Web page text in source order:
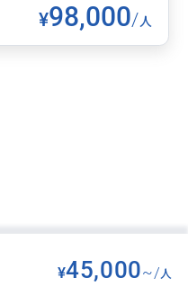
¥98,000/人
¥45,000~/ 人